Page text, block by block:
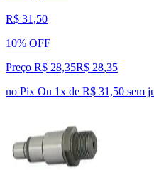
R$ 31,50
10% OFF
Preço R$ 28,35R$ 28,35
no Pix Ou 1x de R$ 31,50 sem